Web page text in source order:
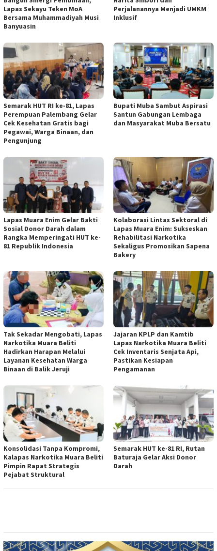
Lapas Sekayu Teken MoA
Bersama Muhammadiyah Musi
Banyuasin
Perjalanannya Menjadi UMKM
Inklusif
Semarak HUT RI ke-81, Lapas
Perempuan Palembang Gelar
Cek Kesehatan Gratis bagi
Pegawai, Warga Binaan, dan
Pengunjung
Bupati Muba Sambut Aspirasi
Santun Gabungan Lembaga
dan Masyarakat Muba Bersatu
Lapas Muara Enim Gelar Bakti
Sosial Donor Darah dalam
Rangka Memperingati HUT ke-
81 Republik Indonesia
Kolaborasi Lintas Sektoral di
Lapas Muara Enim: Sukseskan
Rehabilitasi Narkotika
Sekaligus Promosikan Sapena
Bakery
Tak Sekadar Mengobati, Lapas
Narkotika Muara Beliti
Hadirkan Harapan Melalui
Layanan Kesehatan Warga
Binaan di Balik Jeruji
Jajaran KPLP dan Kamtib
Lapas Narkotika Muara Beliti
Cek Inventaris Senjata Api,
Pastikan Kesiapan
Pengamanan
Konsolidasi Tanpa Kompromi,
Kalapas Narkotika Muara Beliti
Pimpin Rapat Strategis
Pejabat Struktural
Semarak HUT ke-81 RI, Rutan
Baturaja Gelar Aksi Donor
Darah